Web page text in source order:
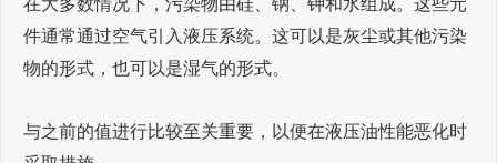
件通常通过空气引入液压系统。这可以是灰尘或其他污染
物的形式，也可以是湿气的形式。
与之前的值进行比较至关重要，以便在液压油性能恶化时